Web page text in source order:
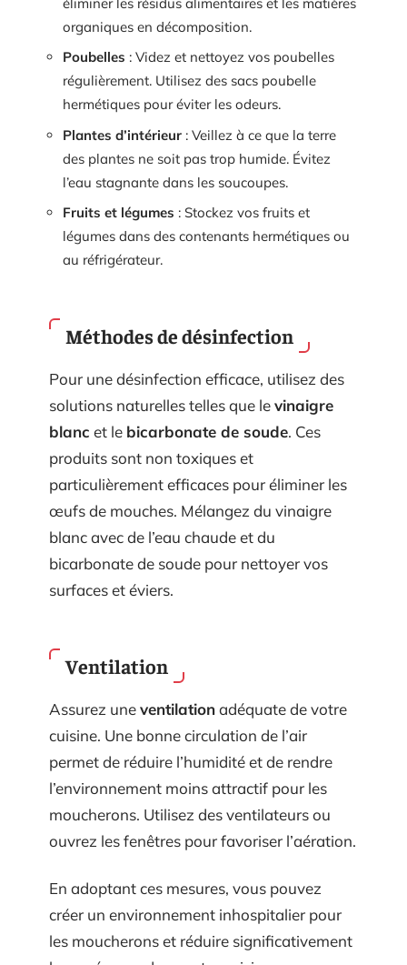
organiques en décomposition.
Poubelles : Videz et nettoyez vos poubelles
régulièrement. Utilisez des sacs poubelle
hermétiques pour éviter les odeurs.
Plantes d’intérieur : Veillez à ce que la terre
des plantes ne soit pas trop humide. Évitez
l’eau stagnante dans les soucoupes.
Fruits et légumes : Stockez vos fruits et
légumes dans des contenants hermétiques ou
au réfrigérateur.
Méthodes de désinfection
Pour une désinfection efficace, utilisez des
solutions naturelles telles que levinaigre
blanc et le bicarbonate de soude. Ces
produits sont non toxiques et
particulièrement efficaces pour éliminer les
œufs de mouches. Mélangez du vinaigre
blanc avec de l’eau chaude et du
bicarbonate de soude pour nettoyer vos
surfaces et éviers.
Ventilation
Assurez uneventilationadéquate de votre
cuisine. Une bonne circulation de l’air
permet de réduire l’humidité et de rendre
l’environnement moins attractif pour les
moucherons. Utilisez des ventilateurs ou
ouvrez les fenêtres pour favoriser l’aération.
En adoptant ces mesures, vous pouvez
créer un environnement inhospitalier pour
les moucherons et réduire significativement